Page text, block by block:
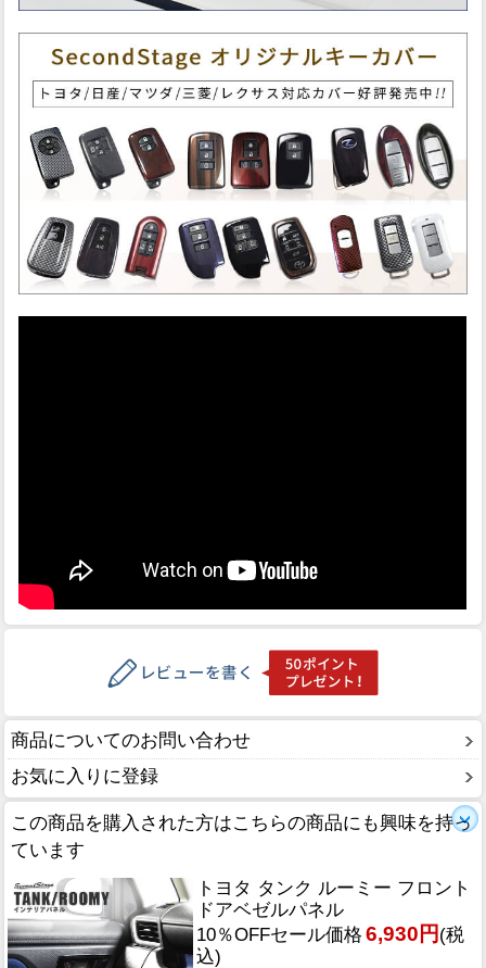
商品についてのお問い合わせ
お気に入りに登録
この商品を購入された方はこちらの商品にも興味を持っ
ています
トヨタ タンク ルーミー フロント
ドアベゼルパネル
10％OFFセール価格 6,930円 (税
込)